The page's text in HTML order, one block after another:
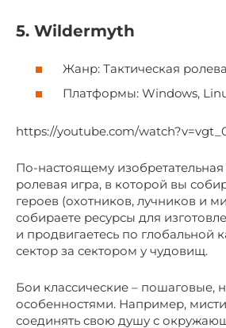
5. Wildermyth
Жанр: Тактическая
Платформы: Windows,
https://youtube.com/
По-настоящему изобретательная
ролевая игра, в которой вы
героев (охотников, лучников и
собираете ресурсы для
и продвигаетесь по глобальной
сектор за сектором у чудовищ.
Бои классические – пошаговые,
особенностями. Например,
соединять свою душу с